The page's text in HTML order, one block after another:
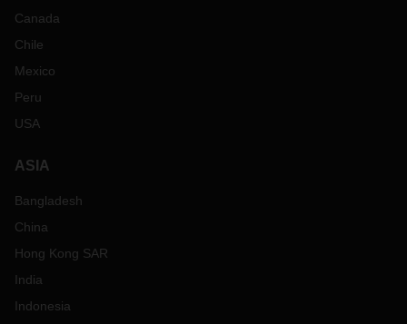
Canada
Chile
Mexico
Peru
USA
ASIA
Bangladesh
China
Hong Kong SAR
India
Indonesia